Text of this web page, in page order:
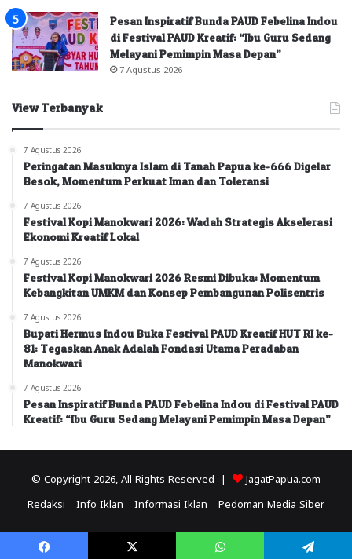
Pesan Inspiratif Bunda PAUD Febelina Indou
di Festival PAUD Kreatif: “Ibu Guru Sedang
Melayani Pemimpin Masa Depan”
7 Agustus 2026
View Terbanyak
7 Agustus 2026
Peringatan Masuknya Islam di Tanah Papua ke-666 Digelar
Besok, Momentum Perkuat Iman dan Toleransi
7 Agustus 2026
Festival Kopi Manokwari 2026: Wadah Strategis Akselerasi
Ekonomi Kreatif Lokal
7 Agustus 2026
Festival Kopi Manokwari 2026 Resmi Dibuka: Momentum
Kebangkitan UMKM dan Konsep Pembangunan Polisentris
7 Agustus 2026
Bupati Hermus Indou Buka Festival PAUD Kreatif HUT RI ke-
81: Tegaskan Anak Adalah Fondasi Utama Peradaban
Manokwari
7 Agustus 2026
Pesan Inspiratif Bunda PAUD Febelina Indou di Festival PAUD
Kreatif: “Ibu Guru Sedang Melayani Pemimpin Masa Depan”
© Copyright 2026, All Rights Reserved | JagatPapua.com
Redaksi Info Iklan Informasi Iklan Pedoman Media Siber